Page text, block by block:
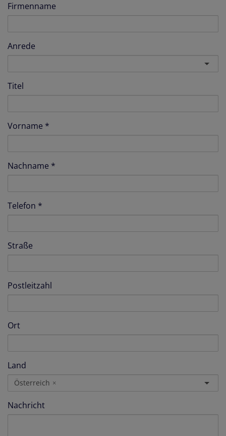
Firmenname
Anrede
Titel
Vorname
Nachname
Telefon
Straße
Postleitzahl
Ort
Land
Österreich ×
Nachricht